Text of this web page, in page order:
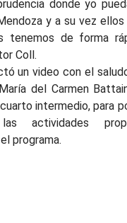
donde yo
y a su vez
tenemos de forma
Coll.
un video con el
del Carmen
intermedio, para
actividades
programa.